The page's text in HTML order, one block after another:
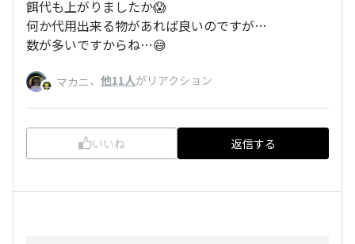
餌代も上がりましたか😱
何か代用出来る物があれば良いのですが…
数が多いですからね…😅
マカニ、 他11人がリアクション
いいね 返信する